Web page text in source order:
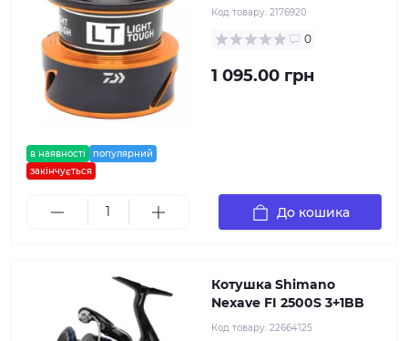
в наявності
популярний
закінчується
Код товару: 2176920
0
1 095.00 грн
До кошика
Котушка Shimano
Nexave FI 2500S 3+1BB
Код товару: 22664125